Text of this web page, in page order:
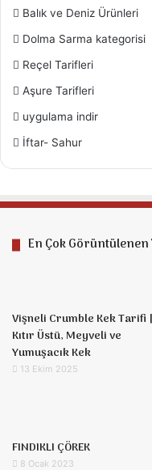
Balık ve Deniz Ürünleri
Dolma Sarma kategorisi
Reçel Tarifleri
Aşure Tarifleri
uygulama indir
İftar- Sahur
En Çok Görüntülenen
Vişneli Crumble Kek Tarifi |
Kıtır Üstü, Meyveli ve
Yumuşacık Kek
13 Ekim 2025
FINDIKLI ÇÖREK
8 Ocak 2023